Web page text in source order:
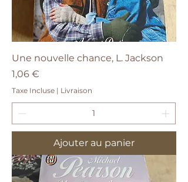
Une nouvelle chance, L. Jackson
Prix
1,06 €
Taxe Incluse | Livraison
Ajouter au panier